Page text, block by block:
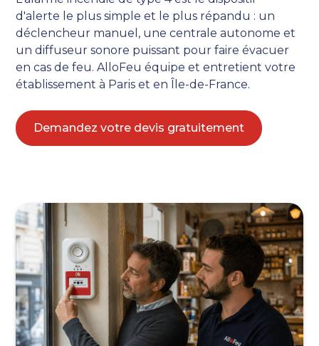
d'alerte le plus simple et le plus répandu : un
déclencheur manuel, une centrale autonome et
un diffuseur sonore puissant pour faire évacuer
en cas de feu. AlloFeu équipe et entretient votre
établissement à Paris et en Île-de-France.
Demandez votre devis gratuitement